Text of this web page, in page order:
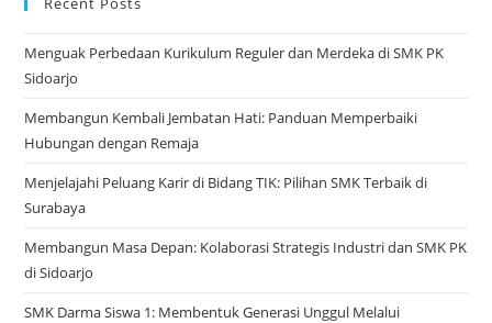
Menguak Perbedaan Kurikulum Reguler dan Merdeka di SMK PK
Sidoarjo
Membangun Kembali Jembatan Hati: Panduan Memperbaiki
Hubungan dengan Remaja
Menjelajahi Peluang Karir di Bidang TIK: Pilihan SMK Terbaik di
Surabaya
Membangun Masa Depan: Kolaborasi Strategis Industri dan SMK PK
di Sidoarjo
SMK Darma Siswa 1: Membentuk Generasi Unggul Melalui